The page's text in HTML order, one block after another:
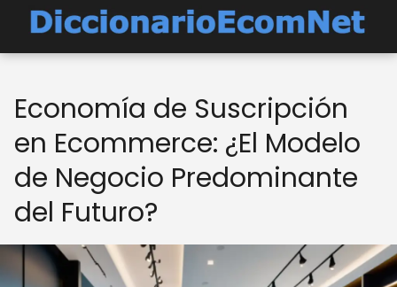
Economía de Suscripción
en Ecommerce: ¿El Modelo
de Negocio Predominante
del Futuro?